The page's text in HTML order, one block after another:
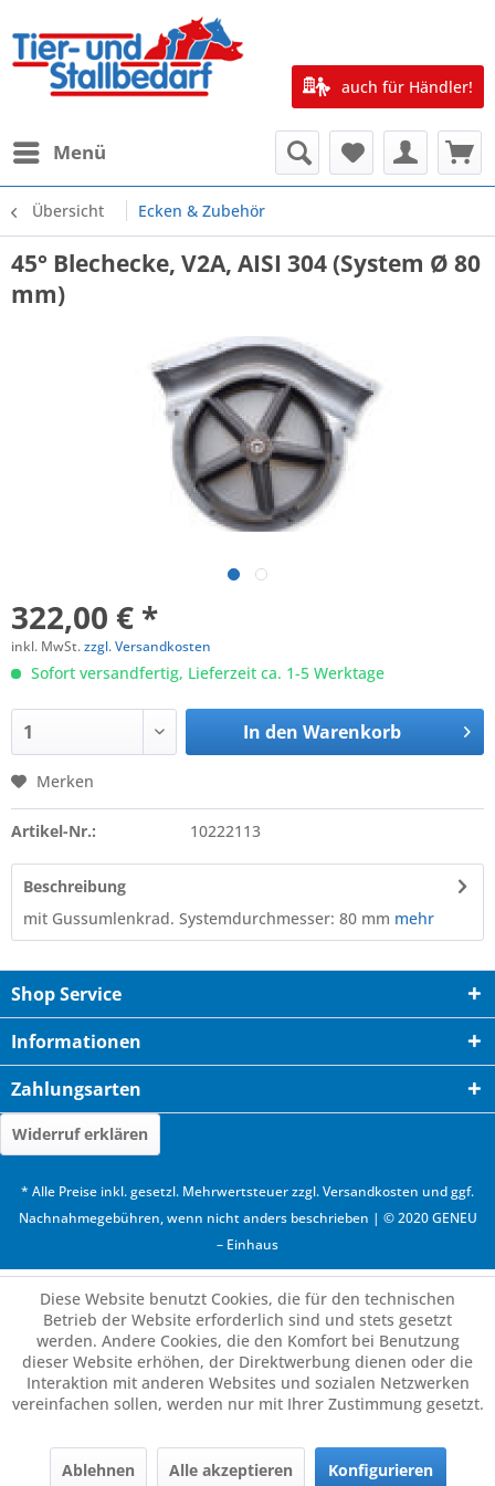
Menü
auch für Händler!
Übersicht Ecken & Zubehör
45° Blechecke, V2A, AISI 304 (System Ø 80
mm)
322,00 € *
inkl. MwSt.zzgl. Versandkosten
Sofort versandfertig, Lieferzeit ca. 1-5 Werktage
In den Warenkorb
Merken
Artikel-Nr.: 10222113
Beschreibung
mit Gussumlenkrad. Systemdurchmesser: 80 mm mehr
Shop Service
Informationen
Zahlungsarten
Widerruf erklären
* Alle Preise inkl. gesetzl. Mehrwertsteuer zzgl.Versandkosten und ggf.
Nachnahmegebühren, wenn nicht anders beschrieben | © 2020 GENEU
– Einhaus
Diese Website benutzt Cookies, die für den technischen
Betrieb der Website erforderlich sind und stets gesetzt
werden. Andere Cookies, die den Komfort bei Benutzung
dieser Website erhöhen, der Direktwerbung dienen oder die
Interaktion mit anderen Websites und sozialen Netzwerken
vereinfachen sollen, werden nur mit Ihrer Zustimmung gesetzt.
Ablehnen Alle akzeptieren Konfigurieren